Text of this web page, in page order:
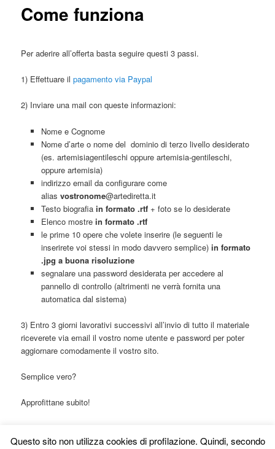
Come funziona
Per aderire all’offerta basta seguire questi 3 passi.
1) Effettuare ilpagamento via Paypal
2) Inviare una mail con queste informazioni:
Nome e Cognome
Nome d’arte o nome del dominio di terzo livello desiderato
(es. artemisiagentileschi oppure artemisia-gentileschi,
oppure artemisia)
indirizzo email da configurare come
alias vostronome@artediretta.it
Testo biografia in formato .rtf + foto se lo desiderate
Elenco mostre in formato .rtf
le prime 10 opere che volete inserire (le seguenti le
inserirete voi stessi in modo davvero semplice) in formato
.jpg a buona risoluzione
segnalare una password desiderata per accedere al
pannello di controllo (altrimenti ne verrà fornita una
automatica dal sistema)
3) Entro 3 giorni lavorativi successivi all’invio di tutto il materiale
riceverete via email il vostro nome utente e password per poter
aggiornare comodamente il vostro sito.
Semplice vero?
Approfittane subito!
Questo sito non utilizza cookies di profilazione. Quindi, secondo